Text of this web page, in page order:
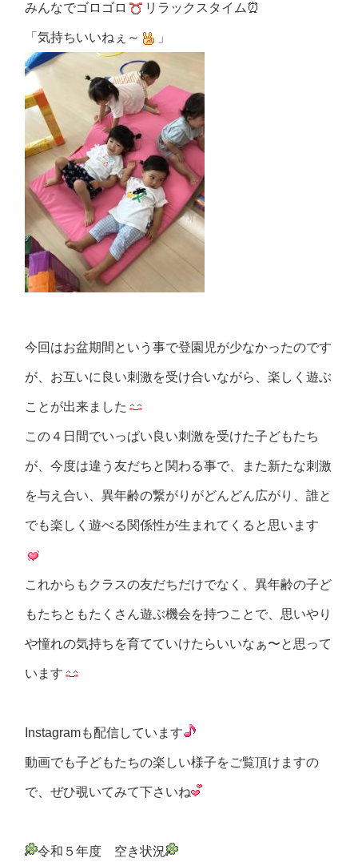
みんなでゴロゴロ リラックスタイム⏰
「気持ちいいねぇ～ 」
今回はお盆期間という事で登園児が少なかったのです
が、お互いに良い刺激を受け合いながら、楽しく遊ぶ
ことが出来ました
この４日間でいっぱい良い刺激を受けた子どもたち
が、今度は違う友だちと関わる事で、また新たな刺激
を与え合い、異年齢の繋がりがどんどん広がり、誰と
でも楽しく遊べる関係性が生まれてくると思います
これからもクラスの友だちだけでなく、異年齢の子ど
もたちともたくさん遊ぶ機会を持つことで、思いやり
や憧れの気持ちを育てていけたらいいなぁ〜と思って
います
Instagramも配信しています
動画でも子どもたちの楽しい様子をご覧頂けますの
で、ぜひ覗いてみて下さいね
令和５年度 空き状況